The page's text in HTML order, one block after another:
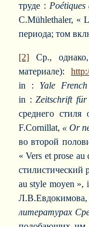
труде : Poétiques
C.Mühlethaler, «
периода; том
[2] Ср.,
материале):
in : Yale French
in :Zeitschrift fü
среднего
F.Cornillat, « Or
во второй
« Vers et prose
стилистический
au style moyen »,
Л.В.Евдокимова,
литературах